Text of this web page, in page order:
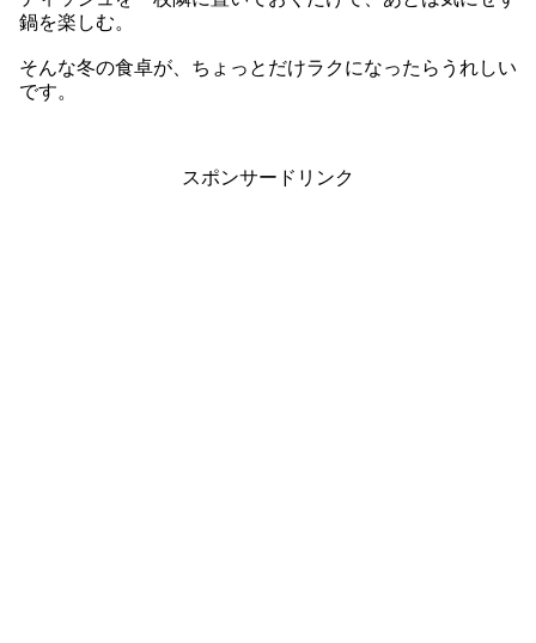
鍋を楽しむ。
そんな冬の食卓が、ちょっとだけラクになったらうれしい
です。
スポンサードリンク